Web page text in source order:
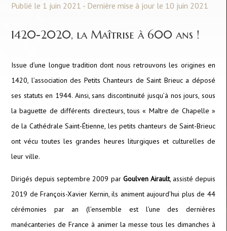
Publié le 1 juin 2021 - Dernière mise à jour le 10 juin 2021
1420-2020, la Maîtrise à 600 ans !
Issue d’une longue tradition dont nous retrouvons les origines en
1420, l’association des Petits Chanteurs de Saint Brieuc a déposé
ses statuts en 1944. Ainsi, sans discontinuité jusqu’à nos jours, sous
la baguette de différents directeurs, tous « Maître de Chapelle »
de la Cathédrale Saint-Étienne, les petits chanteurs de Saint-Brieuc
ont vécu toutes les grandes heures liturgiques et culturelles de
leur ville.
Dirigés depuis septembre 2009 par Goulven Airault, assisté depuis
2019 de François-Xavier Kernin, ils animent aujourd’hui plus de 44
cérémonies par an (l’ensemble est l’une des dernières
manécanteries de France à animer la messe tous les dimanches à